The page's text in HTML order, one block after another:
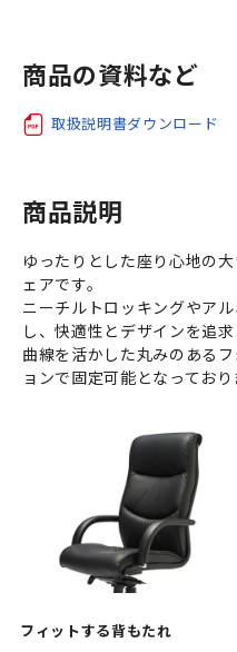
商品の資料など
取扱説明書ダウンロード
商品説明
ゆったりとした座り心地の
ェアです。
ニーチルトロッキングやア
し、快適性とデザインを追求
曲線を活かした丸みのある
ョンで固定可能となっており
フィットする背もたれ